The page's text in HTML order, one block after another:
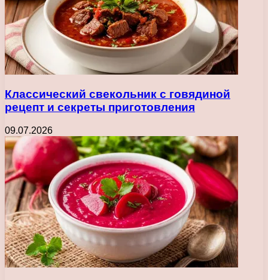
Классический свекольник с говядиной
рецепт и секреты приготовления
09.07.2026